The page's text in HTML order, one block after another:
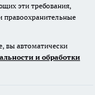
эти требования,
правоохранительные
вы автоматически
и обработки